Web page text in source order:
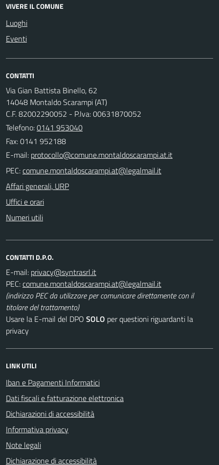
VIVERE IL COMUNE
Luoghi
Eventi
CONTATTI
Via Gian Battista Binello, 62
14048 Montaldo Scarampi (AT)
C.F. 82002290052 - P.Iva: 00631870052
Telefono:0141 953040
Fax: 0141 952188
E-mail:
PEC:
Affari generali, URP
Uffici e orari
Numeri utili
CONTATTI D.P.O.
E-mail:
PEC:
(indirizzo PEC da utilizzare per comunicare direttamente con il
titolare del trattamento)
Usare la E-mail del DPO SOLO per questioni riguardanti la
privacy
LINK UTILI
Iban e Pagamenti Informatici
Dati fiscali e fatturazione elettronica
Dichiarazioni di accessibilità
Informativa privacy
Note legali
Dichiarazione di accessibilità